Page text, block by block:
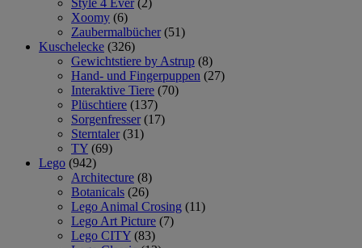
Style 4 Ever (2)
Xoomy (6)
Zaubermalbücher (51)
Kuschelecke (326)
Gewichtstiere by Astrup (8)
Hand- und Fingerpuppen (27)
Interaktive Tiere (70)
Plüschtiere (137)
Sorgenfresser (17)
Sterntaler (31)
TY (69)
Lego (942)
Architecture (8)
Botanicals (26)
Lego Animal Crosing (11)
Lego Art Picture (7)
Lego CITY (83)